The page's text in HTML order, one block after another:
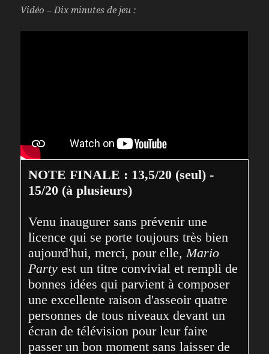
Vidéo – Dix minutes de jeu :
NOTE FINALE : 13,5/20 (seul) -
15/20 (à plusieurs)
Venu inaugurer sans prévenir une
licence qui se porte toujours très bien
aujourd'hui, merci, pour elle, Mario
Party est un titre convivial et rempli de
bonnes idées qui parvient à composer
une excellente raison d'asseoir quatre
personnes de tous niveaux devant un
écran de télévision pour leur faire
passer un bon moment sans laisser de